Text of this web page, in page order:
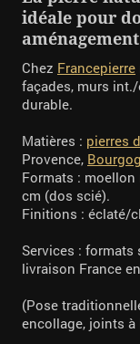
idéale pour
Chez Francepierre
façades, murs
durable.
Matières : pierres
Provence,
Formats : moellon
cm (dos scié).
Finitions : éclaté/
Services :
livraison France
(Pose
encollage, joints à